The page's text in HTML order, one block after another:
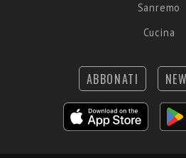
Sanremo
Cucina
ABBONATI